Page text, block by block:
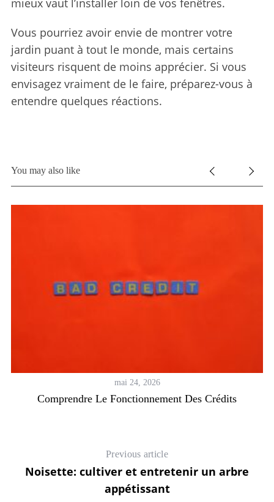
mieux vaut l’installer loin de vos fenêtres.
Vous pourriez avoir envie de montrer votre
jardin puant à tout le monde, mais certains
visiteurs risquent de moins apprécier. Si vous
envisagez vraiment de le faire, préparez-vous à
entendre quelques réactions.
You may also like
mai 24, 2026
Comprendre Le Fonctionnement Des Crédits
Previous article
Noisette: cultiver et entretenir un arbre
appétissant
S
a
r
h
f
o